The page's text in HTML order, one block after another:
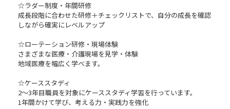
☆ラダー制度・年間研修
成長段階に合わせた研修＋チェックリストで、自分の成長を確認
しながら確実にレベルアップ
☆ローテーション研修・現場体験
さまざまな医療・介護現場を見学・体験
地域医療を幅広く学べます。
☆ケーススタディ
2～3年目職員を対象にケーススタディ学習を行っています。
1年間かけて学び、考える力・実践力を強化